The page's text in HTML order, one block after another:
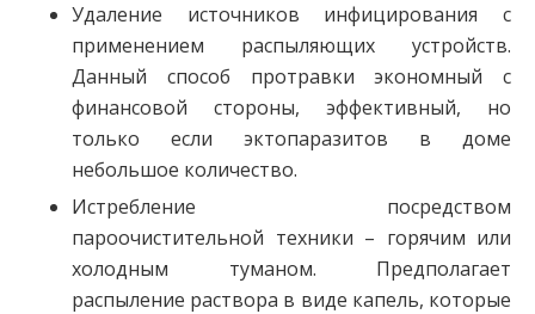
Удаление источников инфицирования с
применением распыляющих устройств.
Данный способ протравки экономный с
финансовой стороны, эффективный, но
только если эктопаразитов в доме
небольшое количество.
Истребление посредством
пароочистительной техники – горячим или
холодным туманом. Предполагает
распыление раствора в виде капель, которые